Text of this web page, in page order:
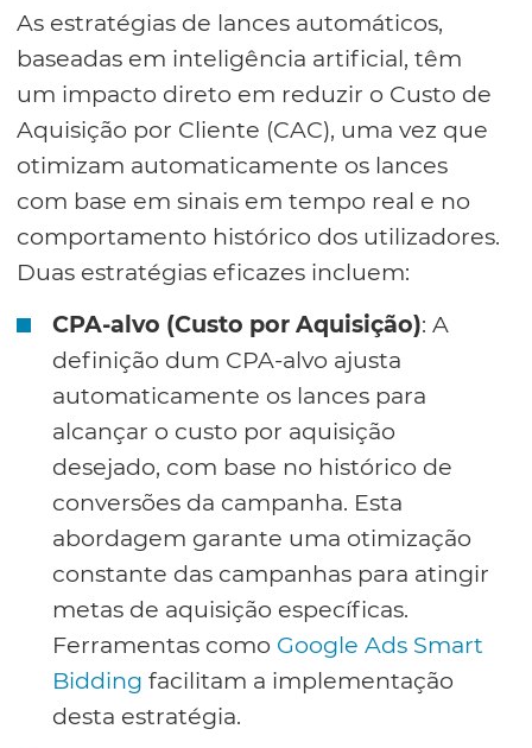
As estratégias de lances automáticos,
baseadas em inteligência artificial, têm
um impacto direto em reduzir o Custo de
Aquisição por Cliente (CAC), uma vez que
otimizam automaticamente os lances
com base em sinais em tempo real e no
comportamento histórico dos utilizadores.
Duas estratégias eficazes incluem:
CPA-alvo (Custo por Aquisição): A
definição dum CPA-alvo ajusta
automaticamente os lances para
alcançar o custo por aquisição
desejado, com base no histórico de
conversões da campanha. Esta
abordagem garante uma otimização
constante das campanhas para atingir
metas de aquisição específicas.
Ferramentas como Google Ads Smart
Bidding facilitam a implementação
desta estratégia.